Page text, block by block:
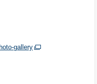
gallery